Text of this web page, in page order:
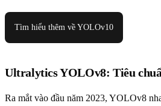
Tìm hiểu thêm về YOLOv10
Ultralytics YOLOv8: Tiêu
Ra mắt vào đầu năm 2023, YOLOv8